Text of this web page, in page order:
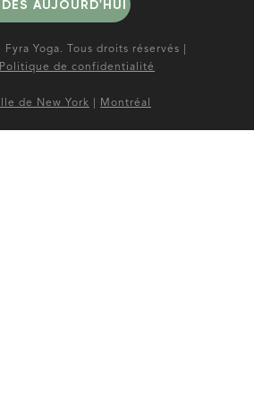
AUJOURD'HUI
Yoga. Tous droits réservés |
Politique de confidentialité
de New York Montréal